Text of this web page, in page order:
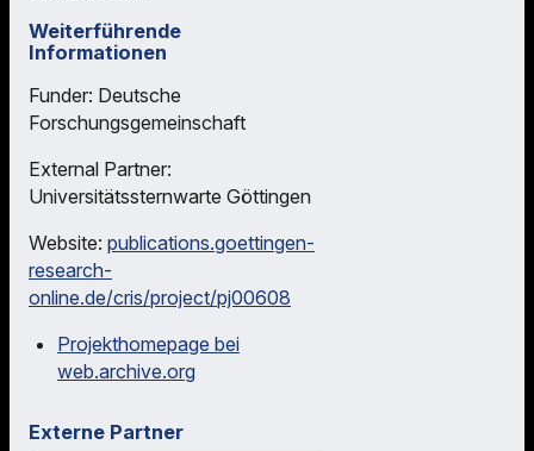
Weiterführende
Informationen
Funder: Deutsche
Forschungsgemeinschaft
External Partner:
Universitätssternwarte Göttingen
Website: publications.goettingen-
research-
online.de/cris/project/pj00608
Projekthomepage bei
web.archive.org
Externe Partner